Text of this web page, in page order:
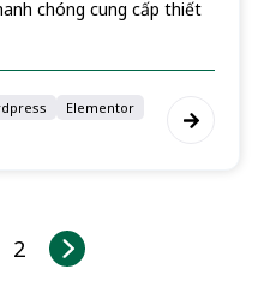
chóng cung cấp thiết
Elementor
2